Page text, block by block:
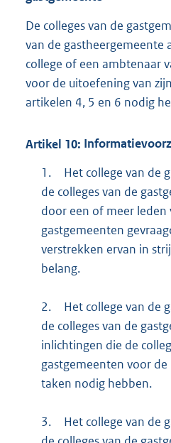
De colleges van de
van de gastheergemeente
college of een ambtenaar
voor de uitoefening van
artikelen 4, 5 en 6 nodig
Artikel 10:
1.
Het college van de
de colleges van de
door een of meer leden
gastgemeenten
verstrekken ervan in
belang.
2.
Het college van de
de colleges van de
inlichtingen die de
gastgemeenten voor
taken nodig hebben.
3.
Het college van de